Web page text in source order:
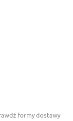
formy dostawy